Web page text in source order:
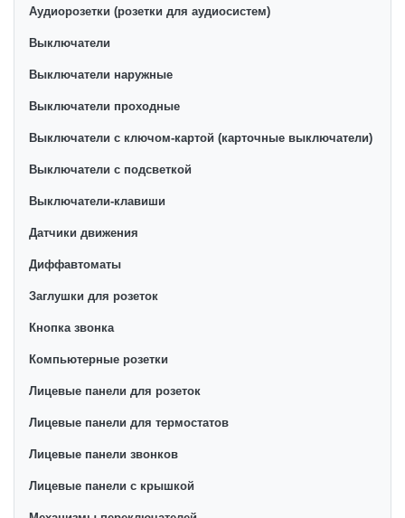
Аудиорозетки (розетки для аудиосистем)
Выключатели
Выключатели наружные
Выключатели проходные
Выключатели с ключом-картой (карточные выключатели)
Выключатели с подсветкой
Выключатели-клавиши
Датчики движения
Диффавтоматы
Заглушки для розеток
Кнопка звонка
Компьютерные розетки
Лицевые панели для розеток
Лицевые панели для термостатов
Лицевые панели звонков
Лицевые панели с крышкой